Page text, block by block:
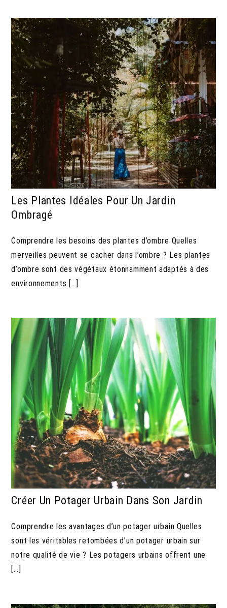
Les Plantes Idéales Pour Un Jardin
Ombragé
Comprendre les besoins des plantes d’ombre Quelles
merveilles peuvent se cacher dans l’ombre ? Les plantes
d’ombre sont des végétaux étonnamment adaptés à des
environnements […]
Créer Un Potager Urbain Dans Son Jardin
Comprendre les avantages d’un potager urbain Quelles
sont les véritables retombées d’un potager urbain sur
notre qualité de vie ? Les potagers urbains offrent une
[…]